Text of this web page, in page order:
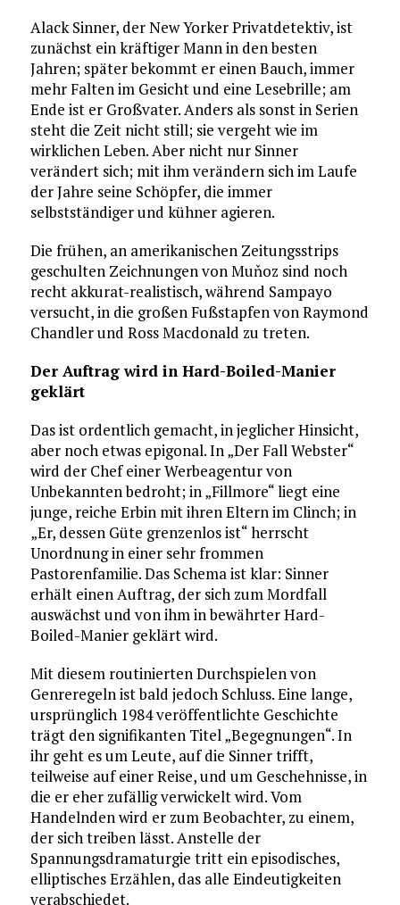
Alack Sinner, der New Yorker Privatdetektiv, ist
zunächst ein kräftiger Mann in den besten
Jahren; später bekommt er einen Bauch, immer
mehr Falten im Gesicht und eine Lesebrille; am
Ende ist er Großvater. Anders als sonst in Serien
steht die Zeit nicht still; sie vergeht wie im
wirklichen Leben. Aber nicht nur Sinner
verändert sich; mit ihm verändern sich im Laufe
der Jahre seine Schöpfer, die immer
selbstständiger und kühner agieren.
Die frühen, an amerikanischen Zeitungsstrips
geschulten Zeichnungen von Muňoz sind noch
recht akkurat-realistisch, während Sampayo
versucht, in die großen Fußstapfen von Raymond
Chandler und Ross Macdonald zu treten.
Der Auftrag wird in Hard-Boiled-Manier
geklärt
Das ist ordentlich gemacht, in jeglicher Hinsicht,
aber noch etwas epigonal. In „Der Fall Webster“
wird der Chef einer Werbeagentur von
Unbekannten bedroht; in „Fillmore“ liegt eine
junge, reiche Erbin mit ihren Eltern im Clinch; in
„Er, dessen Güte grenzenlos ist“ herrscht
Unordnung in einer sehr frommen
Pastorenfamilie. Das Schema ist klar: Sinner
erhält einen Auftrag, der sich zum Mordfall
auswächst und von ihm in bewährter Hard-
Boiled-Manier geklärt wird.
Mit diesem routinierten Durchspielen von
Genreregeln ist bald jedoch Schluss. Eine lange,
ursprünglich 1984 veröffentlichte Geschichte
trägt den signifikanten Titel „Begegnungen“. In
ihr geht es um Leute, auf die Sinner trifft,
teilweise auf einer Reise, und um Geschehnisse, in
die er eher zufällig verwickelt wird. Vom
Handelnden wird er zum Beobachter, zu einem,
der sich treiben lässt. Anstelle der
Spannungsdramaturgie tritt ein episodisches,
elliptisches Erzählen, das alle Eindeutigkeiten
verabschiedet.